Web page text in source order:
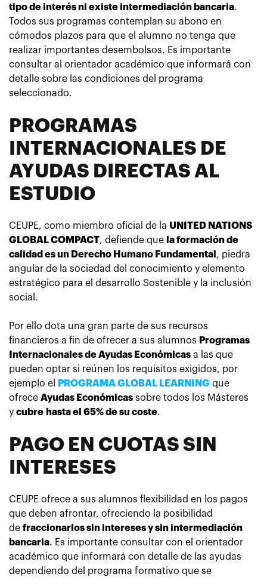
tipo de interés ni existe intermediación bancaria.
Todos sus programas contemplan su abono en
cómodos plazos para que el alumno no tenga que
realizar importantes desembolsos. Es importante
consultar al orientador académico que informará con
detalle sobre las condiciones del programa
seleccionado.
PROGRAMAS
INTERNACIONALES DE
AYUDAS DIRECTAS AL
ESTUDIO
CEUPE, como miembro oficial de la UNITED NATIONS
GLOBAL COMPACT, defiende que la formación de
calidad es un Derecho Humano Fundamental , piedra
angular de la sociedad del conocimiento y elemento
estratégico para el desarrollo Sostenible y la inclusión
social.
Por ello dota una gran parte de sus recursos
financieros a fin de ofrecer a sus alumnos Programas
Internacionales de Ayudas Económicas a las que
pueden optar si reúnen los requisitos exigidos, por
ejemplo el
PROGRAMA GLOBAL LEARNING que
ofrece Ayudas Económicas sobre todos los Másteres
y cubre hasta el 65% de su coste.
PAGO EN CUOTAS SIN
INTERESES
CEUPE ofrece a sus alumnos flexibilidad en los pagos
que deben afrontar, ofreciendo la posibilidad
de fraccionarlos sin intereses y sin intermediación
bancaria. Es importante consultar con el orientador
académico que informará con detalle de las ayudas
dependiendo del programa formativo que se